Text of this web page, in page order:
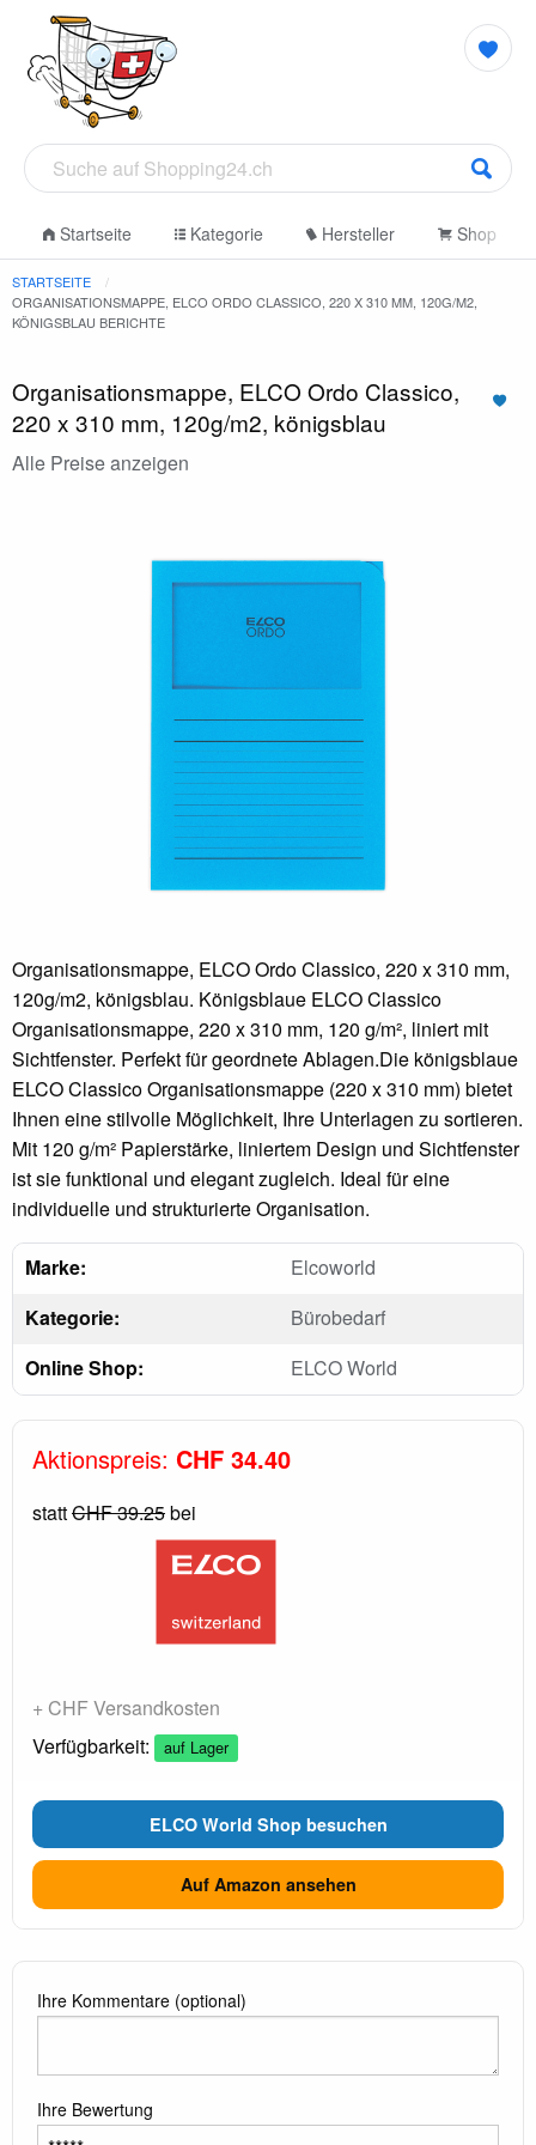
Startseite Kategorie Hersteller Shop
STARTSEITE
ORGANISATIONSMAPPE, ELCO ORDO CLASSICO, 220 X 310 MM, 120G/M2,
KÖNIGSBLAU BERICHTE
Organisationsmappe, ELCO Ordo Classico,
220 x 310 mm, 120g/m2, königsblau
Alle Preise anzeigen
Organisationsmappe, ELCO Ordo Classico, 220 x 310 mm,
120g/m2, königsblau. Königsblaue ELCO Classico
Organisationsmappe, 220 x 310 mm, 120 g/m², liniert mit
Sichtfenster. Perfekt für geordnete Ablagen.Die königsblaue
ELCO Classico Organisationsmappe (220 x 310 mm) bietet
Ihnen eine stilvolle Möglichkeit, Ihre Unterlagen zu sortieren.
Mit 120 g/m² Papierstärke, liniertem Design und Sichtfenster
ist sie funktional und elegant zugleich. Ideal für eine
individuelle und strukturierte Organisation.
Marke:
Elcoworld
Kategorie:
Bürobedarf
Online Shop:
ELCO World
Aktionspreis: CHF 34.40
stattCHF 39.25bei
+ CHF Versandkosten
Verfügbarkeit:
auf Lager
ELCO World Shop besuchen
Auf Amazon ansehen
Ihre Kommentare (optional)
Ihre Bewertung